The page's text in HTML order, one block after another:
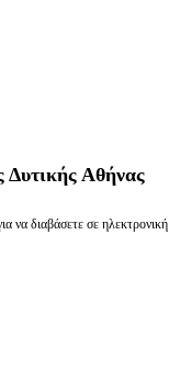
Δυτικής Αθήνας
να διαβάσετε σε ηλεκτρονική